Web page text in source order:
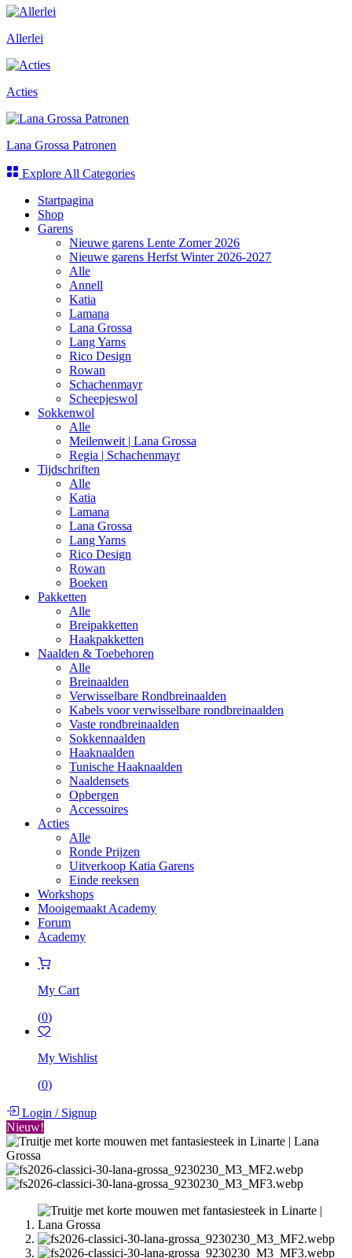
Allerlei
Acties
Lana Grossa Patronen
Explore All Categories
Startpagina
Shop
Garens
Nieuwe garens Lente Zomer 2026
Nieuwe garens Herfst Winter 2026-2027
Alle
Annell
Katia
Lamana
Lana Grossa
Lang Yarns
Rico Design
Rowan
Schachenmayr
Scheepjeswol
Sokkenwol
Alle
Meilenweit | Lana Grossa
Regia | Schachenmayr
Tijdschriften
Alle
Katia
Lamana
Lana Grossa
Lang Yarns
Rico Design
Rowan
Boeken
Pakketten
Alle
Breipakketten
Haakpakketten
Naalden & Toebehoren
Alle
Breinaalden
Verwisselbare Rondbreinaalden
Kabels voor verwisselbare rondbreinaalden
Vaste rondbreinaalden
Sokkennaalden
Haaknaalden
Tunische Haaknaalden
Naaldensets
Opbergen
Accessoires
Acties
Alle
Ronde Prijzen
Uitverkoop Katia Garens
Einde reeksen
Workshops
Mooigemaakt Academy
Forum
Academy
My Cart
(0)
My Wishlist
(0)
Login /Signup
Nieuw!